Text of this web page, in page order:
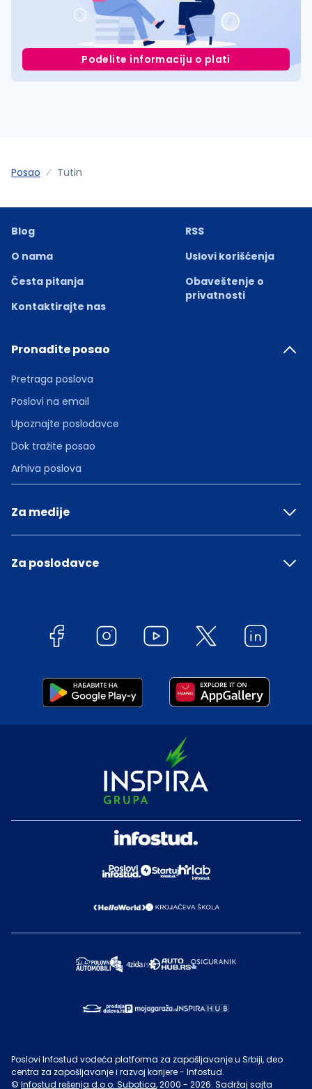
Podelite informaciju o plati
Posao Tutin
Blog
O nama
Česta pitanja
Kontaktirajte nas
RSS
Uslovi korišćenja
Obaveštenje o
privatnosti
Pronađite posao
Pretraga poslova
Poslovi na email
Upoznajte poslodavce
Dok tražite posao
Arhiva poslova
Za medije
Za poslodavce
Poslovi Infostud vodeća platforma za zapošljavanje u Srbiji, deo
centra za zapošljavanje i razvoj karijere - Infostud.
© Infostud rešenja d.o.o. Subotica, 2000 - 2026. Sadržaj sajta